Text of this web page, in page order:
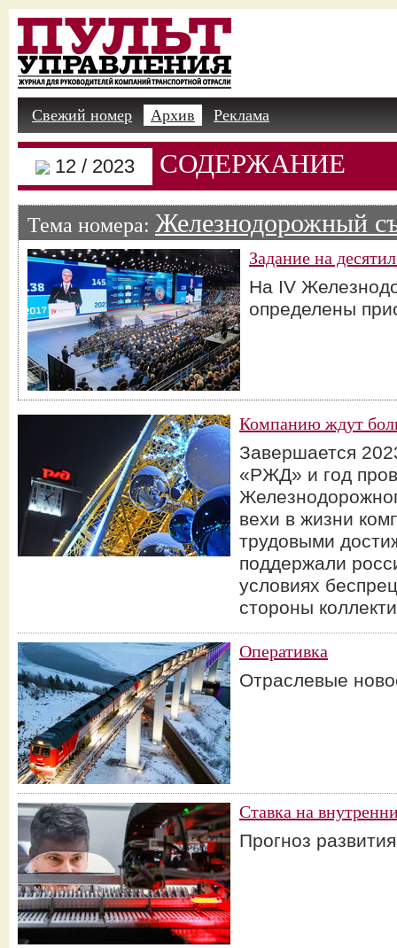
Свежий номер Архив Реклама
12 / 2023 СОДЕРЖАНИЕ
Тема номера: Железнодорожный
Задание на
На IV
определены
Компанию ждут
Завершается
«РЖД» и год
вехи в жизни
трудовыми
поддержали
условиях
стороны
Оперативка
Отраслевые
Ставка на
Прогноз